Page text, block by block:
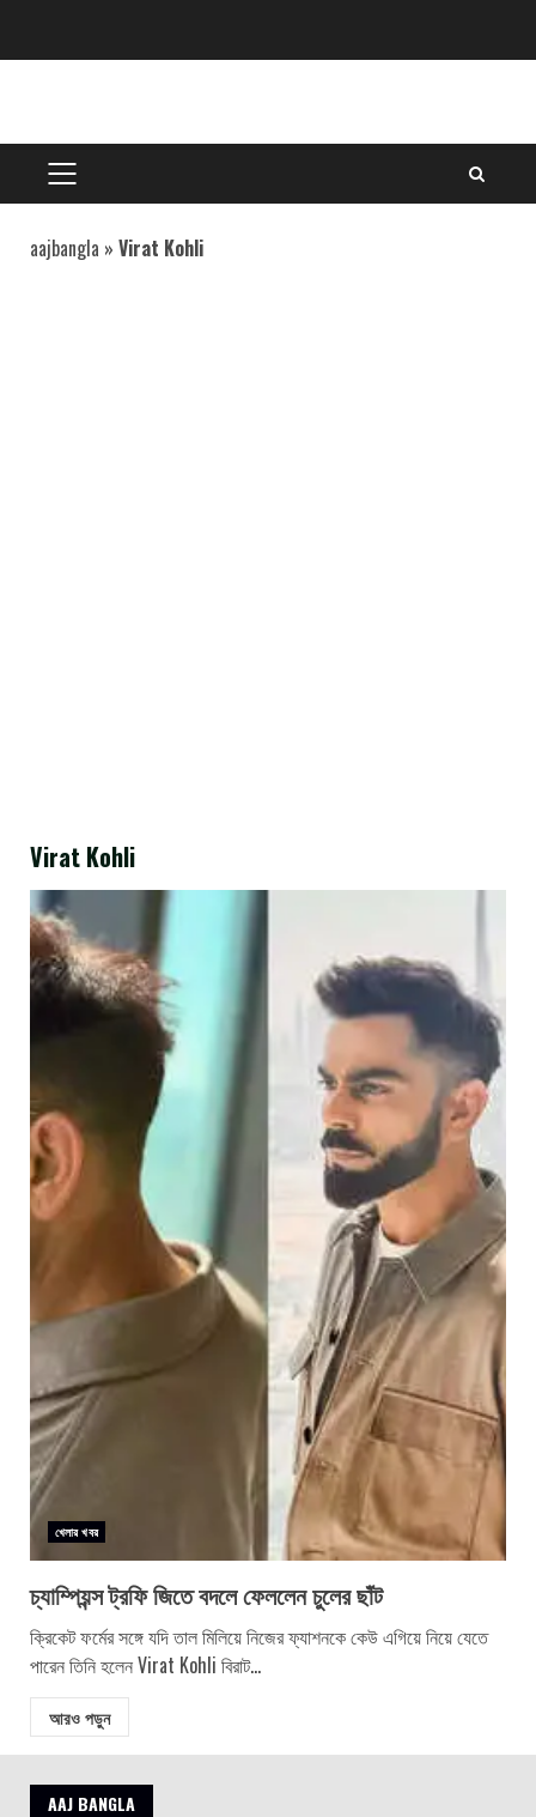
PRIMARY
MENU
aajbangla » Virat Kohli
Virat Kohli
খেলার খবর
চ্যাম্পিয়ন্স ট্রফি জিতে বদলে ফেললেন চুলের ছাঁট
ক্রিকেট ফর্মের সঙ্গে যদি তাল মিলিয়ে নিজের ফ্যাশনকে কেউ এগিয়ে নিয়ে যেতে
পারেন তিনি হলেন Virat Kohli বিরাট...
আরও পড়ুন
AAJ BANGLA